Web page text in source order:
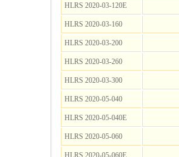
HLRS 2020-03-120E
HLRS 2020-03-160
HLRS 2020-03-200
HLRS 2020-03-260
HLRS 2020-03-300
HLRS 2020-05-040
HLRS 2020-05-040E
HLRS 2020-05-060
HLRS 2020-05-060E